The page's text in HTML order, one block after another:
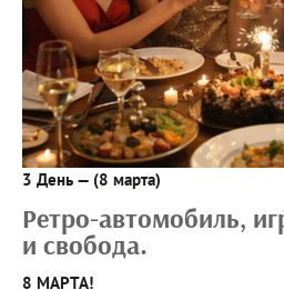
3 День — (8 марта)
Ретро-автомобиль,
и свобода.
8 МАРТА!